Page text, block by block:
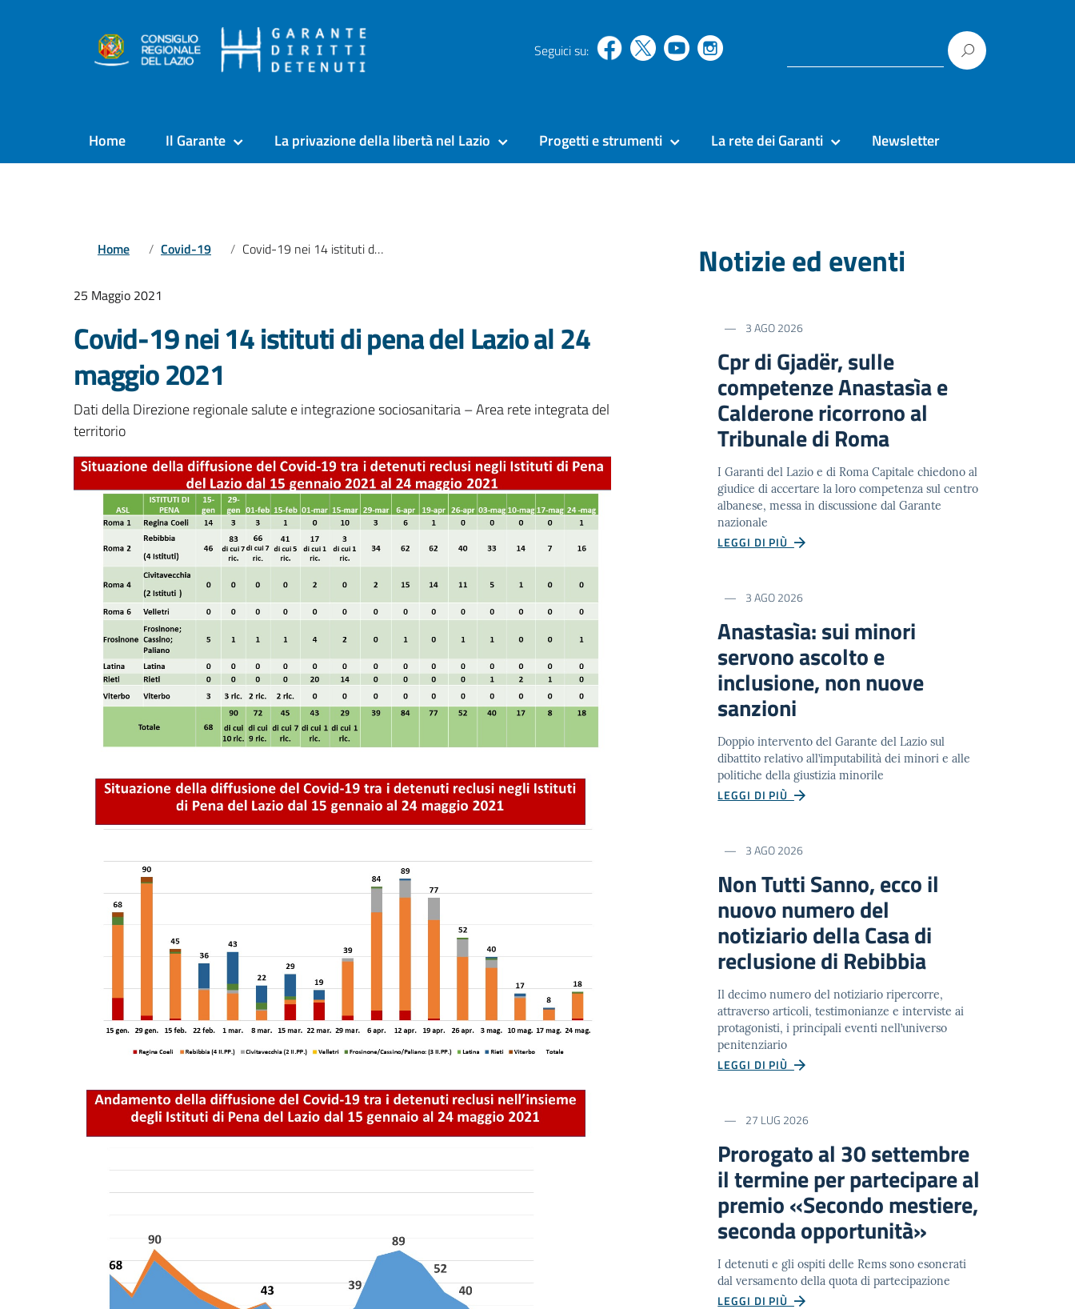
Seguici su:
Home Il Garante La privazione della libertà nel Lazio Progetti e strumenti La rete dei Garanti Newsletter
Home Covid-19 Covid-19 nei 14 istituti di pena del Lazio al 24 maggio 2021
25 Maggio 2021
Covid-19 nei 14 istituti di pena del Lazio al 24
maggio 2021
Dati della Direzione regionale salute e integrazione sociosanitaria – Area rete integrata del
territorio
Notizie ed eventi
3 AGO 2026
Cpr di Gjadër, sulle
competenze Anastasìa e
Calderone ricorrono al
Tribunale di Roma
I Garanti del Lazio e di Roma Capitale chiedono al
giudice di accertare la loro competenza sul centro
albanese, messa in discussione dal Garante
nazionale
LEGGI DI PIÙ
3 AGO 2026
Anastasìa: sui minori
servono ascolto e
inclusione, non nuove
sanzioni
Doppio intervento del Garante del Lazio sul
dibattito relativo all’imputabilità dei minori e alle
politiche della giustizia minorile
LEGGI DI PIÙ
3 AGO 2026
Non Tutti Sanno, ecco il
nuovo numero del
notiziario della Casa di
reclusione di Rebibbia
Il decimo numero del notiziario ripercorre,
attraverso articoli, testimonianze e interviste ai
protagonisti, i principali eventi nell’universo
penitenziario
LEGGI DI PIÙ
27 LUG 2026
Prorogato al 30 settembre
il termine per partecipare al
premio «Secondo mestiere,
seconda opportunità»
I detenuti e gli ospiti delle Rems sono esonerati
dal versamento della quota di partecipazione
LEGGI DI PIÙ